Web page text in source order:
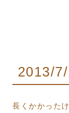
2013/
長くかかった